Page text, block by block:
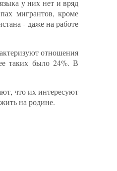
у них нет и вряд
мигрантов, кроме
- даже на работе
отношения
таких было 24%. В
что их интересуют
на родине.